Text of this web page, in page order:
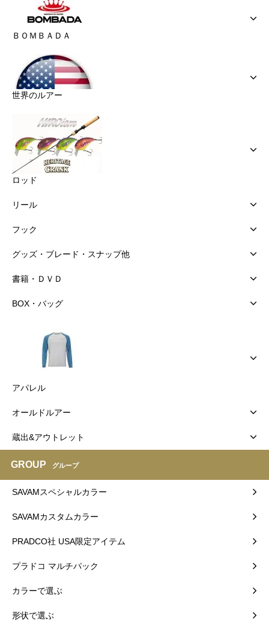
ＢＯＭＢＡＤＡ
世界のルアー
ロッド
リール
フック
グッズ・ブレード・スナップ他
書籍・ＤＶＤ
BOX・バッグ
アパレル
オールドルアー
蔵出&アウトレット
GROUP グループ
SAVAMスペシャルカラー
SAVAMカスタムカラー
PRADCO社 USA限定アイテム
プラドコ マルチパック
カラーで選ぶ
形状で選ぶ